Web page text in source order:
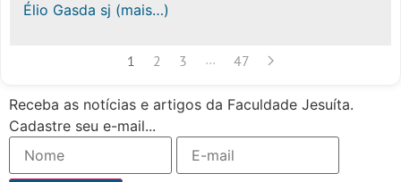
Élio Gasda sj (mais…)
1 2 3 ... 47
Receba as notícias e artigos da Faculdade Jesuíta.
Cadastre seu e-mail...